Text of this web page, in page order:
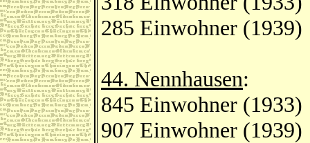
285 Einwohner (1939)
44. Nennhausen:
845 Einwohner (1933)
907 Einwohner (1939)